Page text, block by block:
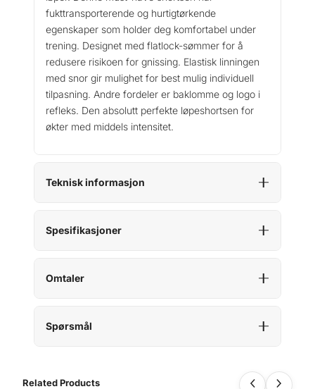
.
fukttransporterende og hurtigtørkende
egenskaper som holder deg komfortabel under
trening. Designet med flatlock-sømmer for å
redusere risikoen for gnissing. Elastisk linningen
med snor gir mulighet for best mulig individuell
tilpasning. Andre fordeler er baklomme og logo i
refleks. Den absolutt perfekte løpeshortsen for
økter med middels intensitet.
Teknisk informasjon
Spesifikasjoner
Omtaler
Spørsmål
Related Products